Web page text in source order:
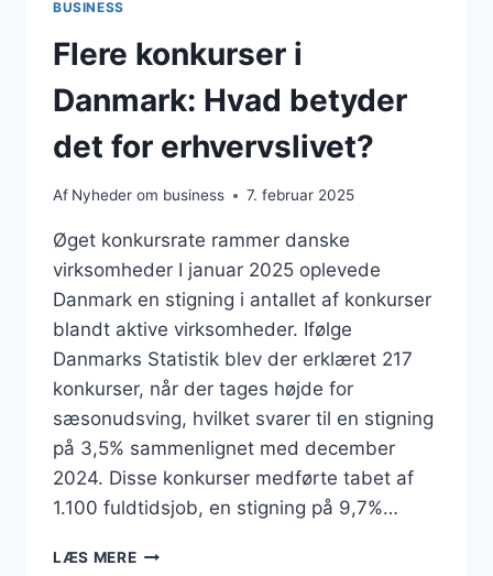
BUSINESS
Flere konkurser i
Danmark: Hvad betyder
det for erhvervslivet?
Af Nyheder om business 7. februar 2025
Øget konkursrate rammer danske
virksomheder I januar 2025 oplevede
Danmark en stigning i antallet af konkurser
blandt aktive virksomheder. Ifølge
Danmarks Statistik blev der erklæret 217
konkurser, når der tages højde for
sæsonudsving, hvilket svarer til en stigning
på 3,5% sammenlignet med december
2024. Disse konkurser medførte tabet af
1.100 fuldtidsjob, en stigning på 9,7%…
LÆS MEREFLERE